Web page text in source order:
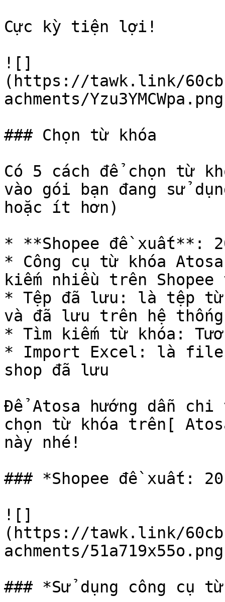
Cực kỳ tiện lợi!
![]
(https://tawk.link/
achments/
### Chọn từ khóa
Có 5 cách để chọn từ
vào gói bạn đang sử
hoặc ít hơn)
* **Shopee đề xuất**:
* Công cụ từ khóa
kiếm nhiều trên
* Tệp đã lưu: là tệp từ
và đã lưu trên hệ
* Tìm kiếm từ khóa:
* Import Excel: là file
shop đã lưu
Để Atosa hướng dẫn
chọn từ khóa trên[
này nhé!
### *Shopee đề xuất:
![]
(https://tawk.link/
achments/
### *Sử dụng công cụ